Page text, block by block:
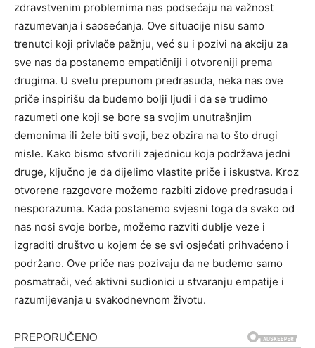
zdravstvenim problemima nas podsećaju na važnost
razumevanja i saosećanja. Ove situacije nisu samo
trenutci koji privlače pažnju, već su i pozivi na akciju za
sve nas da postanemo empatičniji i otvoreniji prema
drugima. U svetu prepunom predrasuda, neka nas ove
priče inspirišu da budemo bolji ljudi i da se trudimo
razumeti one koji se bore sa svojim unutrašnjim
demonima ili žele biti svoji, bez obzira na to što drugi
misle. Kako bismo stvorili zajednicu koja podržava jedni
druge, ključno je da dijelimo vlastite priče i iskustva. Kroz
otvorene razgovore možemo razbiti zidove predrasuda i
nesporazuma. Kada postanemo svjesni toga da svako od
nas nosi svoje borbe, možemo razviti dublje veze i
izgraditi društvo u kojem će se svi osjećati prihvaćeno i
podržano. Ove priče nas pozivaju da ne budemo samo
posmatrači, već aktivni sudionici u stvaranju empatije i
razumijevanja u svakodnevnom životu.